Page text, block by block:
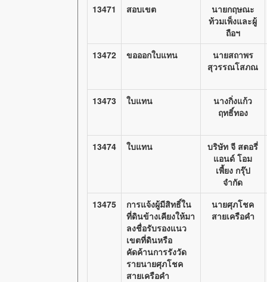
13471
สอบเขต
นายกฤษณะ
ท้วมเพ็งและผู้
ถือฯ
13472
ขอออกใบแทน
นายสถาพร
สุวรรณโสภณ
13473 ใบแทน
นางกิ่งแก้ว
ฤทธิ์ทอง
13474 ใบแทน
บริษัท จี สตอรี่
แอนด์ โอม
เพี้ยง กรุ๊ป
จำกัด
13475
การแจ้งผู้มีสิทธิ์ใน
ที่ดินข้างเคียงให้มา
ลงชื่อรับรองแนว
เขตที่ดินหรือ
คัดค้านการรังวัด
รายนายศุภโชค
สายเครือคำ
นายศุภโชค
สายเครือคำ